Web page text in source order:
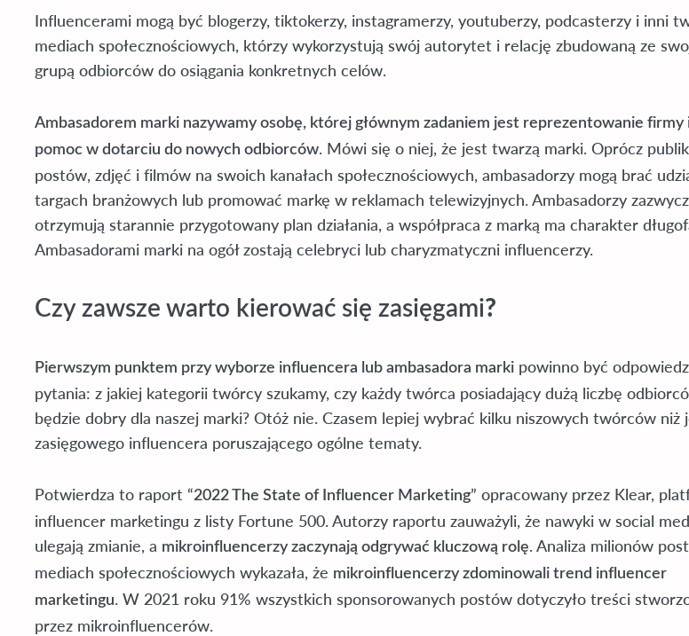
Influencerami mogą być blogerzy, tiktokerzy, instagramerzy, youtuberzy, podcasterzy i inni
mediach społecznościowych, którzy wykorzystują swój autorytet i relację zbudowaną ze
grupą odbiorców do osiągania konkretnych celów.
Ambasadorem marki nazywamy osobę, której głównym zadaniem jest reprezentowanie firmy
pomoc w dotarciu do nowych odbiorców. Mówi się o niej, że jest twarzą marki. Oprócz
postów, zdjęć i filmów na swoich kanałach społecznościowych, ambasadorzy mogą brać
targach branżowych lub promować markę w reklamach telewizyjnych. Ambasadorzy
otrzymują starannie przygotowany plan działania, a współpraca z marką ma charakter
Ambasadorami marki na ogół zostają celebryci lub charyzmatyczni influencerzy.
Czy zawsze warto kierować się zasięgami?
Pierwszym punktem przy wyborze influencera lub ambasadora marki powinno być
pytania: z jakiej kategorii twórcy szukamy, czy każdy twórca posiadający dużą liczbę
będzie dobry dla naszej marki? Otóż nie. Czasem lepiej wybrać kilku niszowych twórców niż
zasięgowego influencera poruszającego ogólne tematy.
Potwierdza to raport “2022 The State of Influencer Marketing” opracowany przez Klear,
influencer marketingu z listy Fortune 500. Autorzy raportu zauważyli, że nawyki w social
ulegają zmianie, a mikroinfluencerzy zaczynają odgrywać kluczową rolę. Analiza milionów
mediach społecznościowych wykazała, że ​​ mikroinfluencerzy zdominowali trend influencer
marketingu. W 2021 roku 91% wszystkich sponsorowanych postów dotyczyło treści
przez mikroinfluencerów.